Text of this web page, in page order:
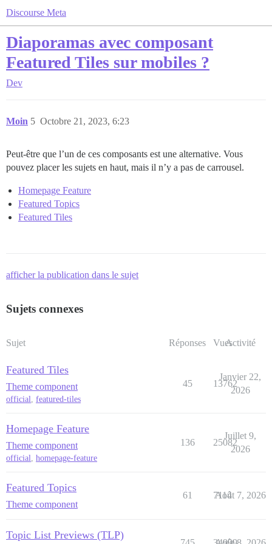
Discourse Meta
Diaporamas avec composant
Featured Tiles sur mobiles ?
Dev
Moin Octobre 21, 2023, 6:23
5
Peut-être que l’un de ces composants est une alternative. Vous
pouvez placer les sujets en haut, mais il n’y a pas de carrousel.
Homepage Feature
Featured Topics
Featured Tiles
afficher la publication dans le sujet
Sujets connexes
Sujet Réponses VuesActivité
Featured Tiles
Theme component
official, featured-tiles
45 13762
Janvier 22,
2026
Homepage Feature
Theme component
official, homepage-feature
136 25082
Juillet 9,
2026
Featured Topics
Theme component
61 7114
Août 7, 2026
Topic List Previews (TLP)